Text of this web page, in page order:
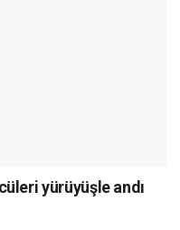
yürüyüşle andı